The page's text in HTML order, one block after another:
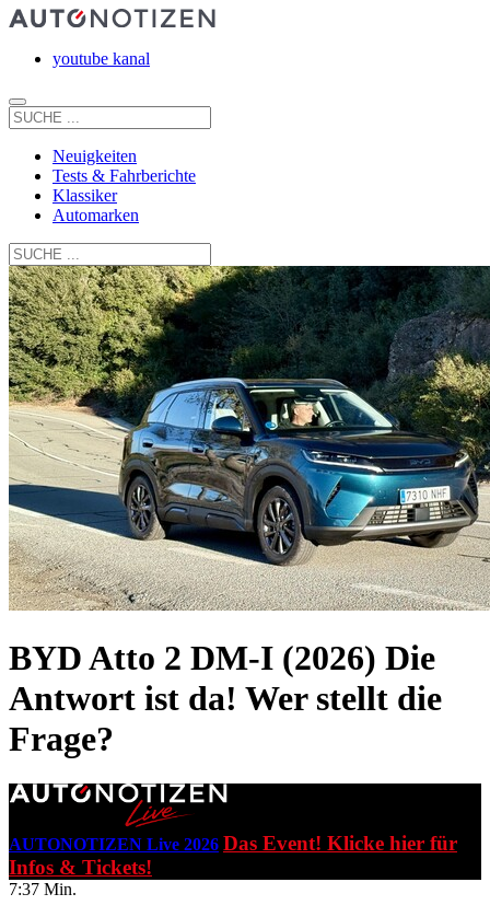
youtube kanal
Neuigkeiten
Tests & Fahrberichte
Klassiker
Automarken
BYD Atto 2 DM-I (2026) Die
Antwort ist da! Wer stellt die
Frage?
AUTONOTIZEN Live 2026 Das Event! Klicke hier für
Infos & Tickets!
7:37 Min.